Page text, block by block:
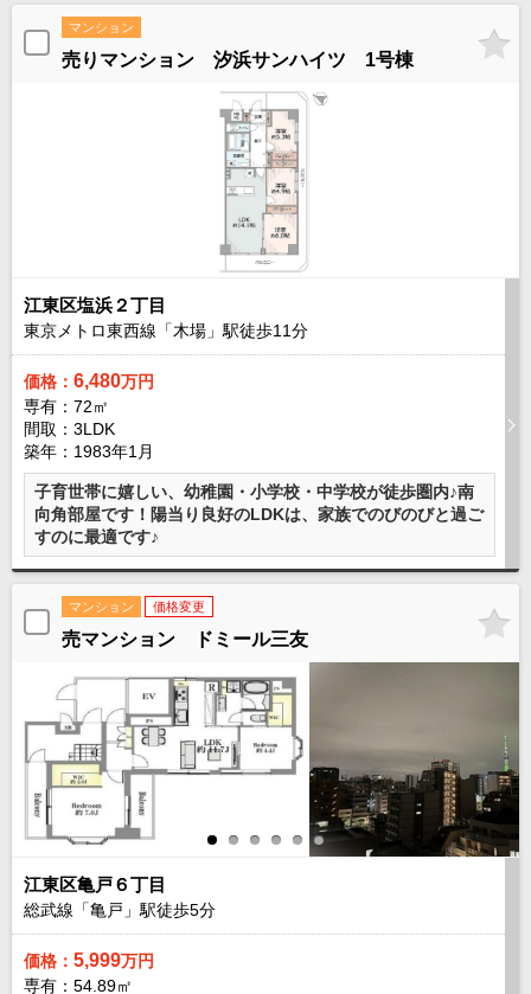
マンション
売りマンション 汐浜サンハイツ 1号棟
江東区塩浜２丁目
東京メトロ東西線「木場」駅徒歩11分
価格： 6,480万円
専有：72㎡
間取：3LDK
築年：1983年1月
子育世帯に嬉しい、幼稚園・小学校・中学校が徒歩圏内♪南
向角部屋です！陽当り良好のLDKは、家族でのびのびと過ご
すのに最適です♪
マンション 価格変更
売マンション ドミール三友
江東区亀戸６丁目
総武線「亀戸」駅徒歩5分
価格： 5,999万円
専有：54.89㎡
外房エリアの中古一戸建
外房エリアのマンション
外房エリアの土地
東京全域エリアのマンション
東京全域エリアの土地
神奈川全域エリア
神奈川全域エリアの新築一戸建
神奈川全域エリアの中古一戸建
神奈川全域エリアのマンション
神奈川全域エリアの土地
沖縄全域エリア
沖縄全域エリアの新築一戸建
沖縄全域エリアの中古一戸建
沖縄全域エリアのマンション
沖縄全域エリアの土地
お客様の声
全店舗営業社員募集！